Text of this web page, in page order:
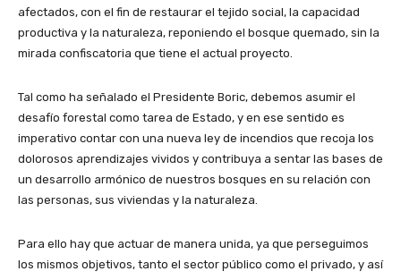
afectados, con el fin de restaurar el tejido social, la capacidad
productiva y la naturaleza, reponiendo el bosque quemado, sin la
mirada confiscatoria que tiene el actual proyecto.
Tal como ha señalado el Presidente Boric, debemos asumir el
desafío forestal como tarea de Estado, y en ese sentido es
imperativo contar con una nueva ley de incendios que recoja los
dolorosos aprendizajes vividos y contribuya a sentar las bases de
un desarrollo armónico de nuestros bosques en su relación con
las personas, sus viviendas y la naturaleza.
Para ello hay que actuar de manera unida, ya que perseguimos
los mismos objetivos, tanto el sector público como el privado, y así